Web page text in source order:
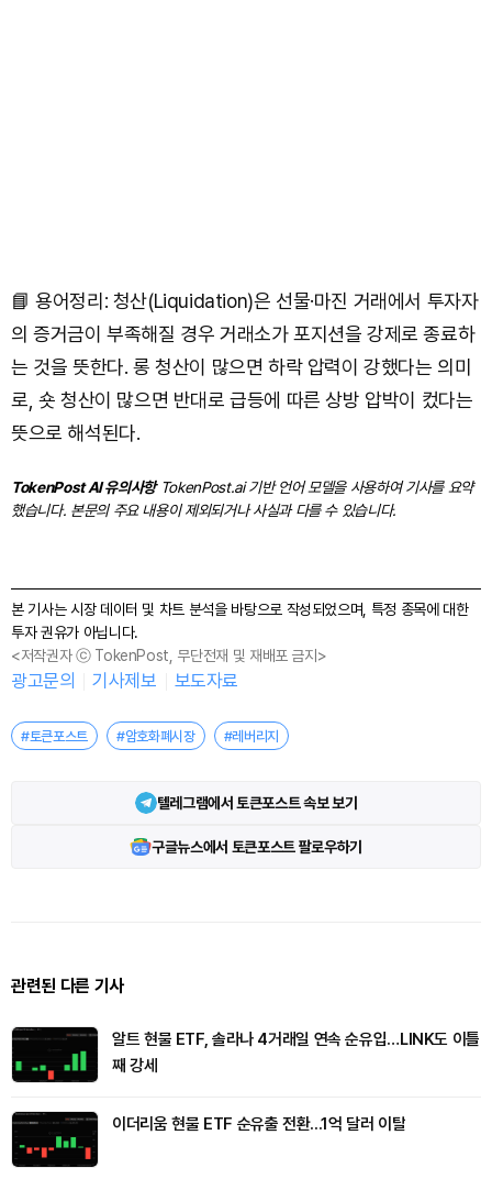
📘 용어정리: 청산(Liquidation)은 선물·마진 거래에서 투자자
의 증거금이 부족해질 경우 거래소가 포지션을 강제로 종료하
는 것을 뜻한다. 롱 청산이 많으면 하락 압력이 강했다는 의미
로, 숏 청산이 많으면 반대로 급등에 따른 상방 압박이 컸다는
뜻으로 해석된다.
TokenPost AI 유의사항TokenPost.ai 기반 언어 모델을 사용하여 기사를 요약
했습니다. 본문의 주요 내용이 제외되거나 사실과 다를 수 있습니다.
본 기사는 시장 데이터 및 차트 분석을 바탕으로 작성되었으며, 특정 종목에 대한
투자 권유가 아닙니다.
<저작권자 ⓒ TokenPost, 무단전재 및 재배포 금지>
광고문의 기사제보 보도자료
#토큰포스트 #암호화폐시장 #레버리지
텔레그램에서 토큰포스트 속보 보기
구글뉴스에서 토큰포스트 팔로우하기
관련된 다른 기사
알트 현물 ETF, 솔라나 4거래일 연속 순유입…LINK도 이틀
째 강세
이더리움 현물 ETF 순유출 전환...1억 달러 이탈